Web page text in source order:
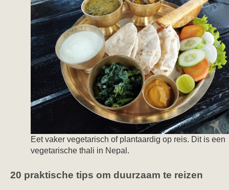
Eet vaker vegetarisch of plantaardig op reis. Dit is een
vegetarische thali in Nepal.
20 praktische tips om duurzaam te reizen